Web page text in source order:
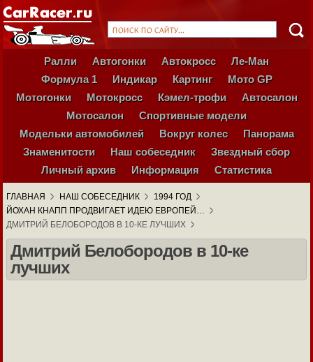
Ралли Автогонки Автокросс
Ле-Ман
Формула 1
Индикар Картинг
Мото GP
Мотогонки
Мотокросс Кэмел-трофи
Автосалон
Мотосалон
Спортивные модели
Модельки автомобилей
Вокруг колес
Панорама
Знаменитости
Наш собеседник
Звездный сбор
Личный архив
Информация Статистика
ГЛАВНАЯ НАШ СОБЕСЕДНИК
1994 ГОД
ЙОХАН КНАПП ПРОДВИГАЕТ ИДЕЮ ЕВРОПЕЙ…
ДМИТРИЙ БЕЛОБОРОДОВ В 10-КЕ ЛУЧШИХ
Дмитрий Белобородов в 10-ке
лучших